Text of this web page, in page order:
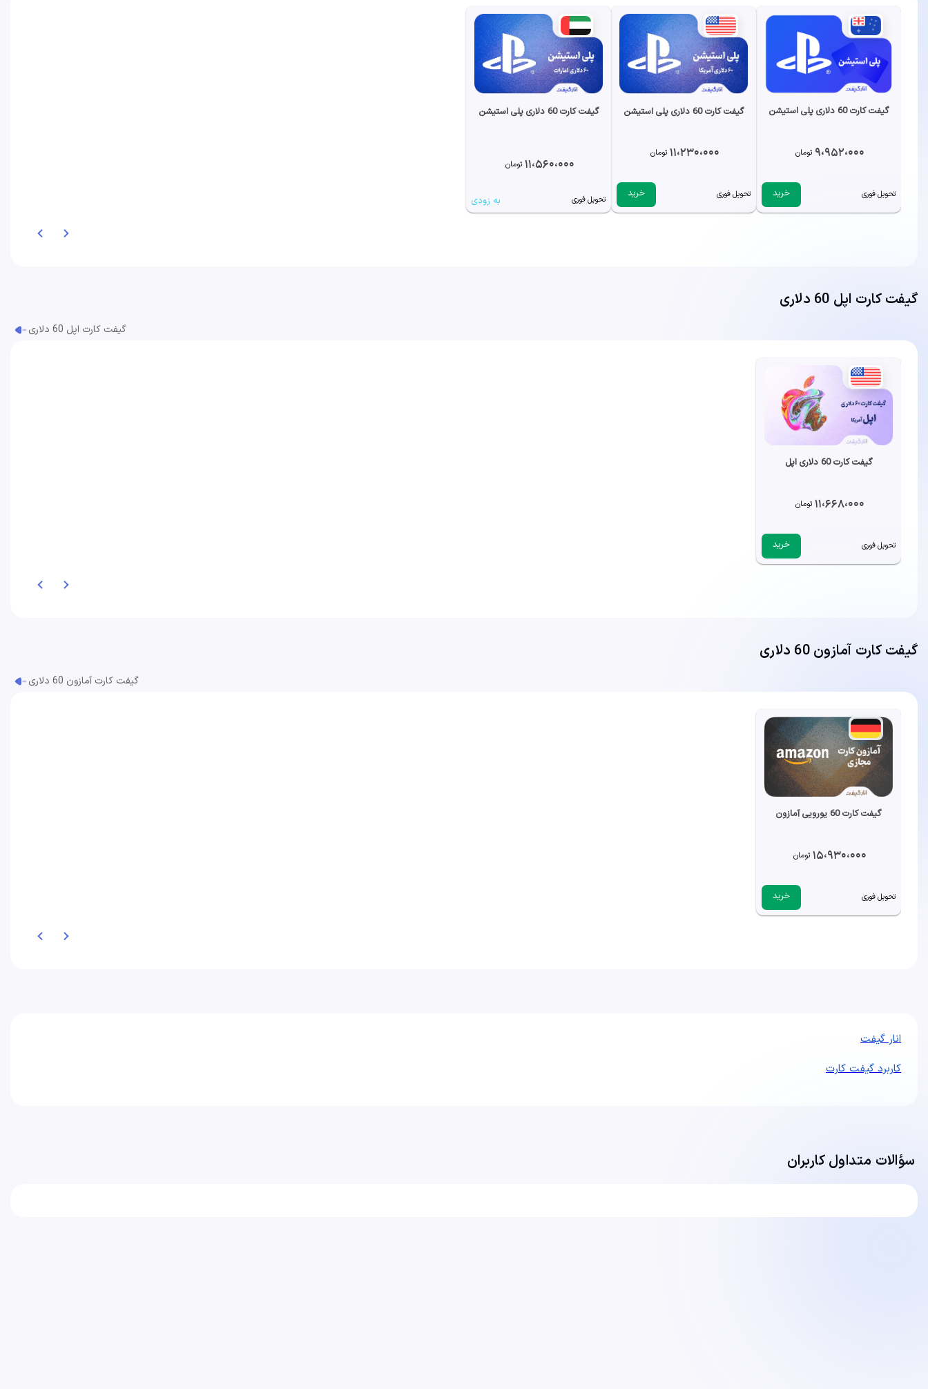
گیفت کارت 60 دلاری پلی استیشن
9،952،000 تومان
تحویل فوری خرید
گیفت کارت 60 دلاری پلی استیشن
11،230،000 تومان
تحویل فوری خرید
گیفت کارت 60 دلاری پلی استیشن
11،560،000 تومان
تحویل فوری به زودی
گیفت کارت اپل 60 دلاری
گیفت کارت اپل 60 دلاری
گیفت کارت 60 دلاری اپل
11،668،000 تومان
تحویل فوری خرید
گیفت کارت آمازون 60 دلاری
گیفت کارت آمازون 60 دلاری
گیفت کارت 60 یورویی آمازون
15،930،000 تومان
تحویل فوری خرید
انار گيفت
کاربرد گیفت کارت
سؤالات متداول کاربران